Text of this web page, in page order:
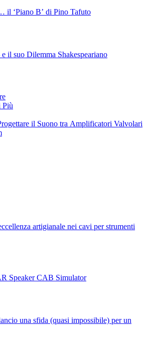
il ‘Piano B’ di Pino Tafuto
il suo Dilemma Shakespeariano
Più
il Suono tra Amplificatori Valvolari
artigianale nei cavi per strumenti
MOOER RADAR Speaker CAB Simulator
una sfida (quasi impossibile) per un